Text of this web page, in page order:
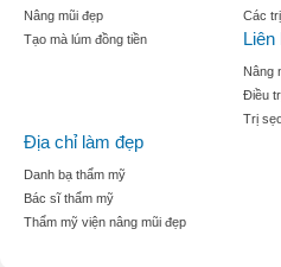
Nâng mũi đẹp
Tạo mà lúm đồng tiền
Các
Liên
Nâng
Điều
Trị
Địa chỉ làm đẹp
Danh bạ thẩm mỹ
Bác sĩ thẩm mỹ
Thẩm mỹ viện nâng mũi đẹp